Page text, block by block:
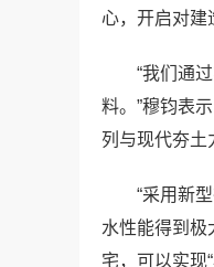
心，开启对建
“我们通
料。”穆钧表
列与现代夯土
“采用新
水性能得到极
宅，可以实现